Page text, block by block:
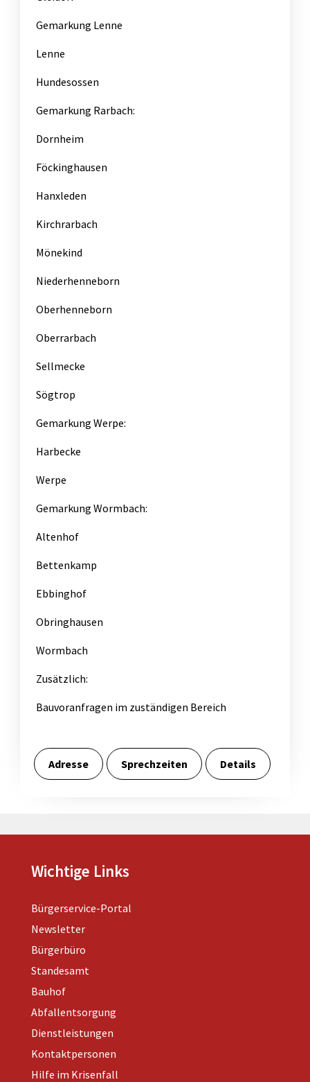
Gemarkung Lenne
Lenne
Hundesossen
Gemarkung Rarbach:
Dornheim
Föckinghausen
Hanxleden
Kirchrarbach
Mönekind
Niederhenneborn
Oberhenneborn
Oberrarbach
Sellmecke
Sögtrop
Gemarkung Werpe:
Harbecke
Werpe
Gemarkung Wormbach:
Altenhof
Bettenkamp
Ebbinghof
Obringhausen
Wormbach
Zusätzlich:
Bauvoranfragen im zuständigen Bereich
Adresse Sprechzeiten Details
Wichtige Links
Bürgerservice-Portal
Newsletter
Bürgerbüro
Standesamt
Bauhof
Abfallentsorgung
Dienstleistungen
Kontaktpersonen
Hilfe im Krisenfall